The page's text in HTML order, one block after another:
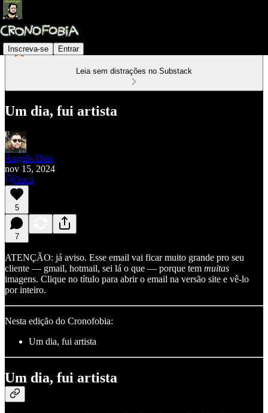
Inscreva-se Entrar
Leia sem distrações no Substack
Um dia, fui artista
Angelo Dias
nov 15, 2024
Ouça
5
7
ATENÇÃO: já aviso. Esse email vai ficar muito grande pro seu
cliente — gmail, hotmail, sei lá o que — porque tem muitas
imagens. Clique no título para abrir o email na versão site e vê-lo
por inteiro.
Nesta edição do Cronofobia:
Um dia, fui artista
Um dia, fui artista